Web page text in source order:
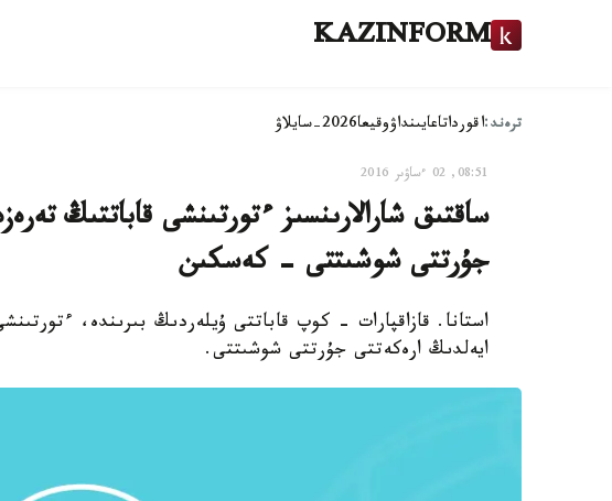
KAZINFORM
ترەند:اقورداتاعايىنداۋوقيعا2026-سايلاۋ
08:51, 02 ءساۋىر 2016
ساقتىق شارالارىنسىز ءتورتىنشى قاباتتىڭ
جۇرتتى شوشىتتى - كەسكىن
استانا. قازاقپارات - كوپ قاباتتى ۇيلەردىڭ بىرىندە،
ايەلدىڭ ارەكەتتى جۇرتتى شوشىتتى.